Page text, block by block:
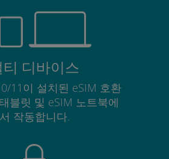
티 디바이스
11이 설치된 eSIM 호환
블릿 및 eSIM 노트북에
서 작동합니다.